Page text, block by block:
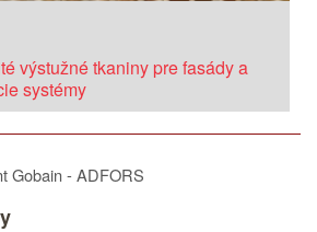
výstužné tkaniny pre fasády a
systémy
Gobain - ADFORS